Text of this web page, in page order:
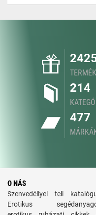
214
477
O NÁS
Szenvedéllyel teli
Erotikus